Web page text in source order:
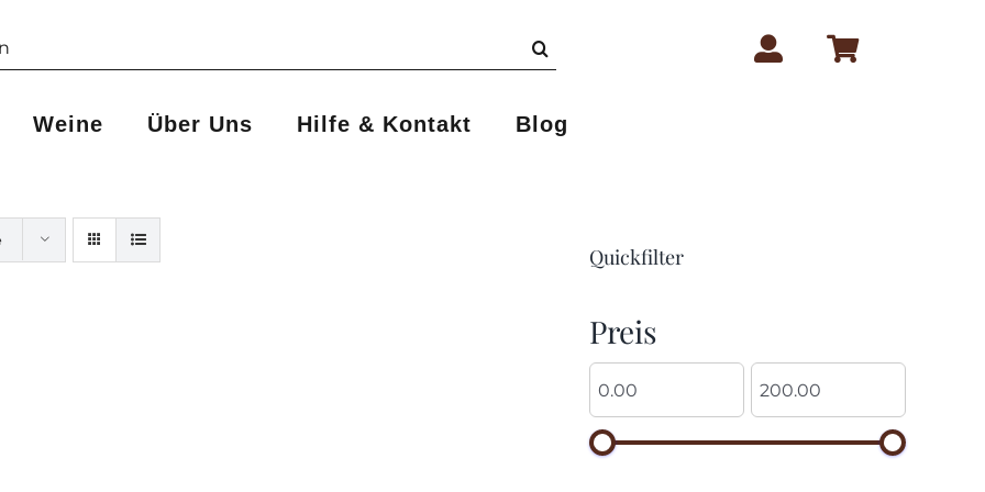
Weine Über Uns Hilfe & Kontakt Blog
Quickfilter
Preis